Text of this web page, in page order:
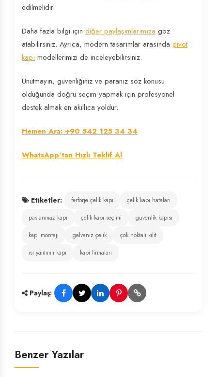
edilmelidir.
Daha fazla bilgi için diğer paylaşımlarımıza göz
atabilirsiniz. Ayrıca, modern tasarımlar arasında pivot
kapı modellerimizi de inceleyebilirsiniz.
Unutmayın, güvenliğiniz ve paranız söz konusu
olduğunda doğru seçim yapmak için profesyonel
destek almak en akıllıca yoldur.
Hemen Ara: +90 542 125 34 34
WhatsApp'tan Hızlı Teklif Al
Etiketler: ferforje çelik kapı
çelik kapı hataları
paslanmaz kapı
çelik kapı seçimi
güvenlik kapısı
kapı montajı
galvaniz çelik
çok noktalı kilit
ısı yalıtımlı kapı
kapı firmaları
Paylaş:
Benzer Yazılar